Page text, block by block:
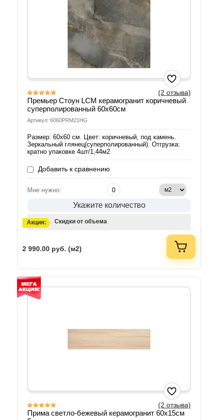
(2 отзыва)
Премьер Стоун LCM керамогранит коричневый
суперполированный 60х60см
Артикул: 6060PRM21HG
Размер: 60х60 см. Цвет: коричневый, под камень.
Зеркальный глянец(суперполированный). Отгрузка:
кратно упаковке 4шт/1,44м2
Добавить к сравнению
Мне нужно:
Укажите количество
Акция: Скидки от объема
2 990.00 руб. (м2)
(2 отзыва)
Прима светло-бежевый керамогранит 60х15см